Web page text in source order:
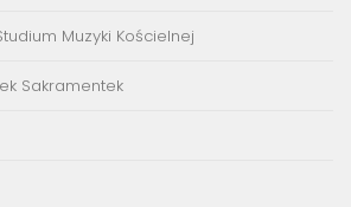
Muzyki Kościelnej
Sakramentek